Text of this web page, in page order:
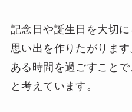
記念日や誕生日を大切
思い出を作りたがりま
ある時間を過ごすこと
と考えています。